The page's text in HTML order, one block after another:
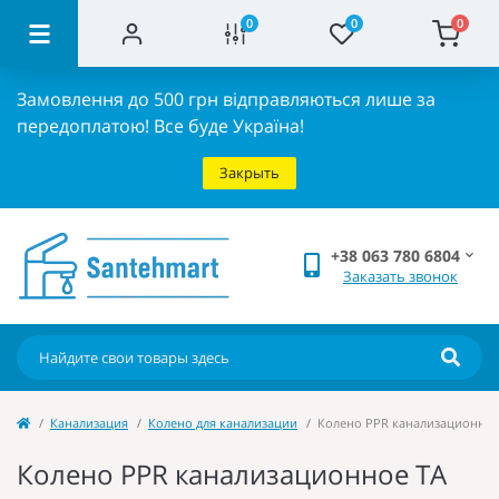
0 0 0
Замовлення до 500 грн відправляються лише за
передоплатою! Все буде Україна!
Закрыть
+38 063 780 6804
Заказать звонок
Канализация Колено для канализации Колено PPR
Колено PPR канализационное TA